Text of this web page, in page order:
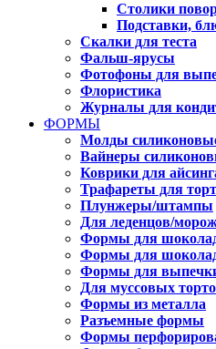
Столики
Подставки,
Скалки для теста
Фальш-ярусы
Фотофоны для
Флористика
Журналы для
ФОРМЫ
Молды
Вайнеры
Коврики для
Трафареты для
Плунжеры/штампы
Для леденцов/
Формы для
Формы для
Формы для
Для муссовых
Формы из металла
Разъемные формы
Формы